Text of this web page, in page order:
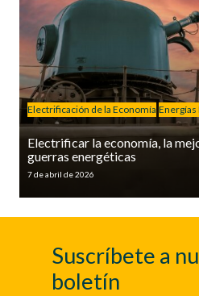
Electrificación de la Economía Energías
Electrificar la economía, la
guerras energéticas
7 de abril de 2026
Suscríbete a
boletín